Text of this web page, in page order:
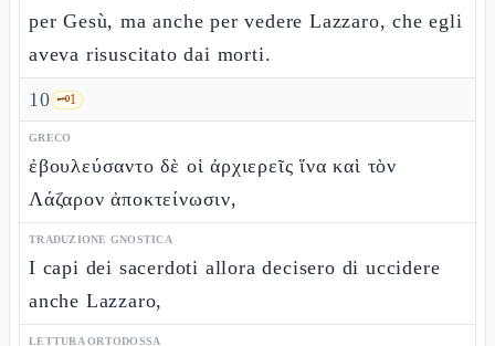
per Gesù, ma anche per vedere Lazzaro, che egli
aveva risuscitato dai morti.
10 🗝️1
GRECO
ἐβουλεύσαντο δὲ οἱ ἀρχιερεῖς ἵνα καὶ τὸν
Λάζαρον ἀποκτείνωσιν,
TRADUZIONE GNOSTICA
I capi dei sacerdoti allora decisero di uccidere
anche Lazzaro,
LETTURA ORTODOSSA